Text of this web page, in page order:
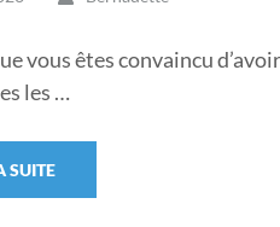
vous êtes convaincu
les …
SUITE